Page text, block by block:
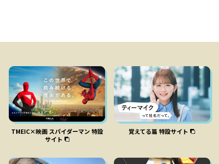
TMEIC×映画 スパイダーマン 特設
サイト
覚えてる篇 特設サイト